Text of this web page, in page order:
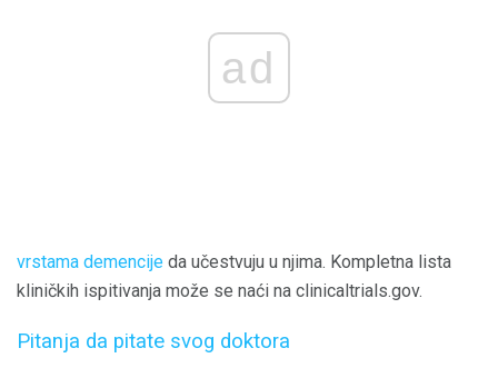
ad
vrstama demencije da učestvuju u njima. Kompletna lista
kliničkih ispitivanja može se naći na clinicaltrials.gov.
Pitanja da pitate svog doktora